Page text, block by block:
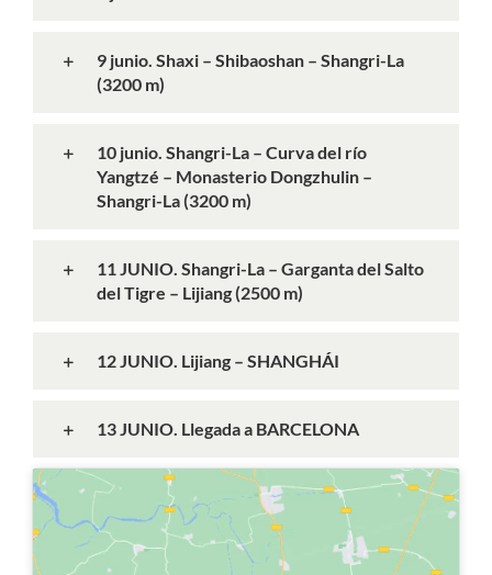
9 junio. Shaxi – Shibaoshan – Shangri-La
(3200 m)
10 junio. Shangri-La – Curva del río
Yangtzé – Monasterio Dongzhulin –
Shangri-La (3200 m)
11 JUNIO. Shangri-La – Garganta del Salto
del Tigre – Lijiang (2500 m)
12 JUNIO. Lijiang – SHANGHÁI
13 JUNIO. Llegada a BARCELONA